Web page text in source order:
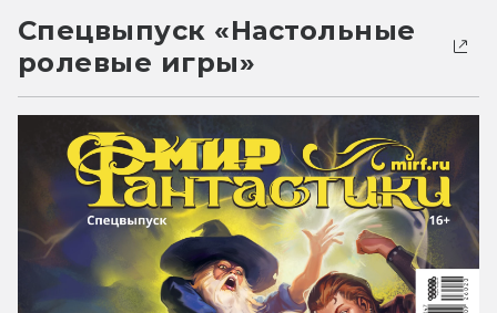
Спецвыпуск «Настольные
ролевые игры»